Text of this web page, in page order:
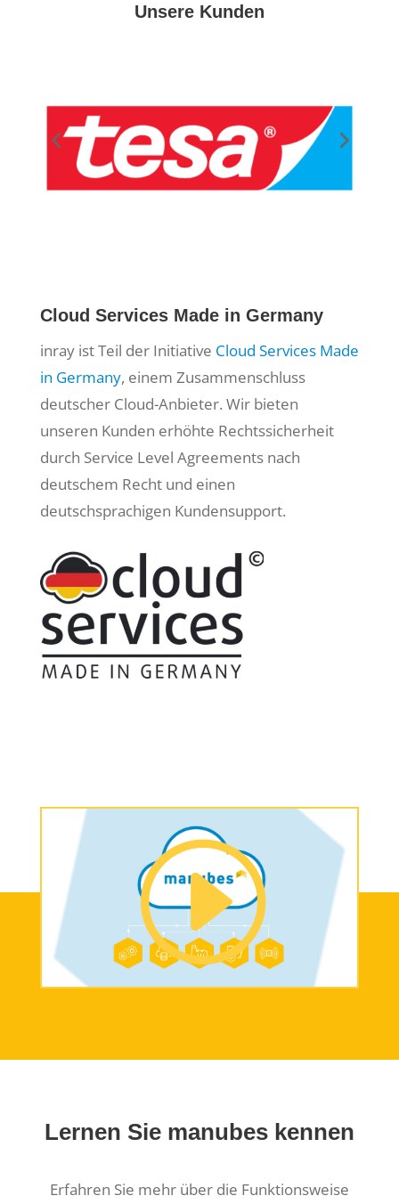
Unsere Kunden
Cloud Services Made in Germany
inray ist Teil der Initiative Cloud Services Made
in Germany, einem Zusammenschluss
deutscher Cloud-Anbieter. Wir bieten
unseren Kunden erhöhte Rechtssicherheit
durch Service Level Agreements nach
deutschem Recht und einen
deutschsprachigen Kundensupport.
Lernen Sie manubes kennen
Erfahren Sie mehr über die Funktionsweise